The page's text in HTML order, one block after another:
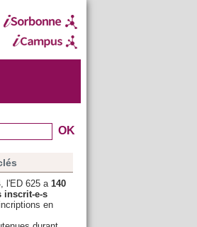
l'ED 625 a 140
inscrit-e-s
en